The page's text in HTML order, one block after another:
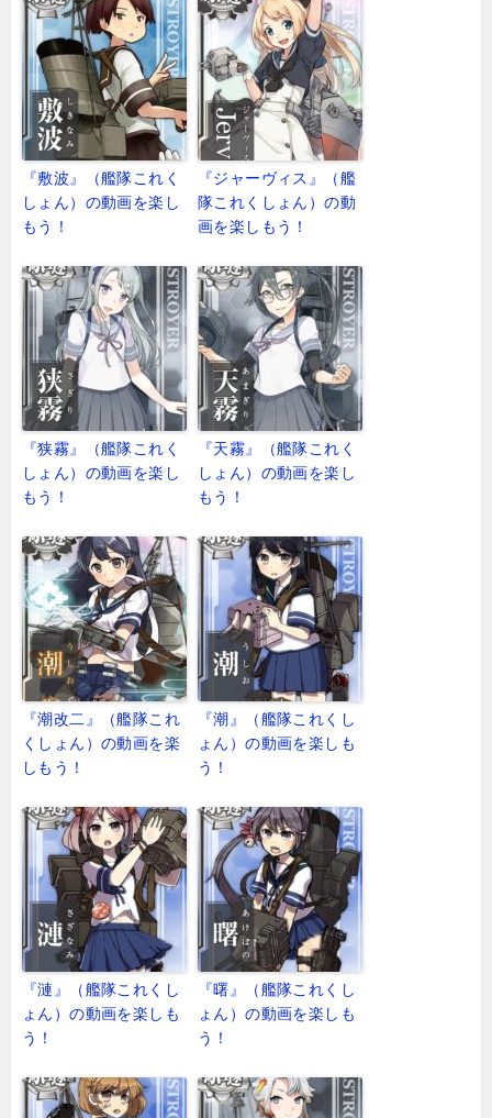
『敷波』（艦隊これく
しょん）の動画を楽し
もう！
『ジャーヴィス』（艦
隊これくしょん）の動
画を楽しもう！
『狭霧』（艦隊これく
しょん）の動画を楽し
もう！
『天霧』（艦隊これく
しょん）の動画を楽し
もう！
『潮改二』（艦隊これ
くしょん）の動画を楽
しもう！
『潮』（艦隊これくし
ょん）の動画を楽しも
う！
『漣』（艦隊これくし
ょん）の動画を楽しも
う！
『曙』（艦隊これくし
ょん）の動画を楽しも
う！